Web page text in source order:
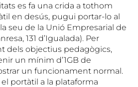
es fa una crida a tothom
en desús, pugui portar-lo al
seu de la Unió Empresarial de
131 d’Igualada). Per
dels objectius pedagògics,
un mínim d’1GB de
un funcionament normal.
portàtil a la plataforma